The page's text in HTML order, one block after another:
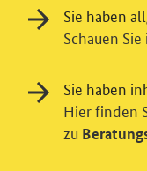
Sie haben
Schauen Sie
Sie haben
Hier finden
zu